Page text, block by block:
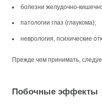
болезни желудочно-
патологии глаз (глаукома);
неврология, психические
Прежде чем принимать,
Побочные эффекты